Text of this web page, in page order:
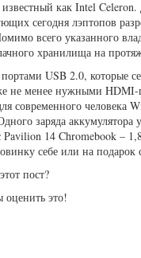
как Intel
сегодня лэптопов
всего указанного
хранилища на
USB 2.0, которые
не менее нужными
современного человека
заряда аккумулятора
Pavilion 14 Chromebook –
себе или на подарок
пост?
оценить это!